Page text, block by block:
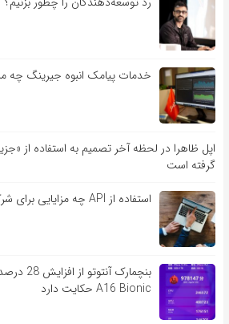
خدمات پیامک انبوه جیرینگ چه
گرفته است
استفاده از API چه مزایایی برای شرکت‌های فین‌تک دارد؟
بنچمارک
A16 Bionic حکایت دارد